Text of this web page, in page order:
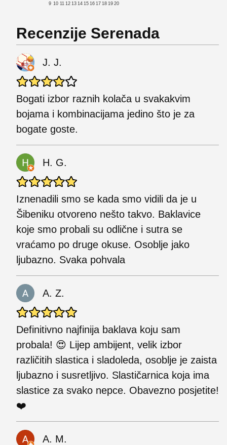
9 10 11 12 13 14 15 16 17 18 19 20
Recenzije Serenada
J. J.
Bogati izbor raznih kolača u svakakvim
bojama i kombinacijama jedino što je za
bogate goste.
H. G.
Iznenadili smo se kada smo vidili da je u
Šibeniku otvoreno nešto takvo. Baklavice
koje smo probali su odlične i sutra se
vraćamo po druge okuse. Osoblje jako
ljubazno. Svaka pohvala
A. Z.
Definitivno najfinija baklava koju sam
probala! 😍 Lijep ambijent, velik izbor
različitih slastica i sladoleda, osoblje je zaista
ljubazno i susretljivo. Slastičarnica koja ima
slastice za svako nepce. Obavezno posjetite!
❤️
A. M.